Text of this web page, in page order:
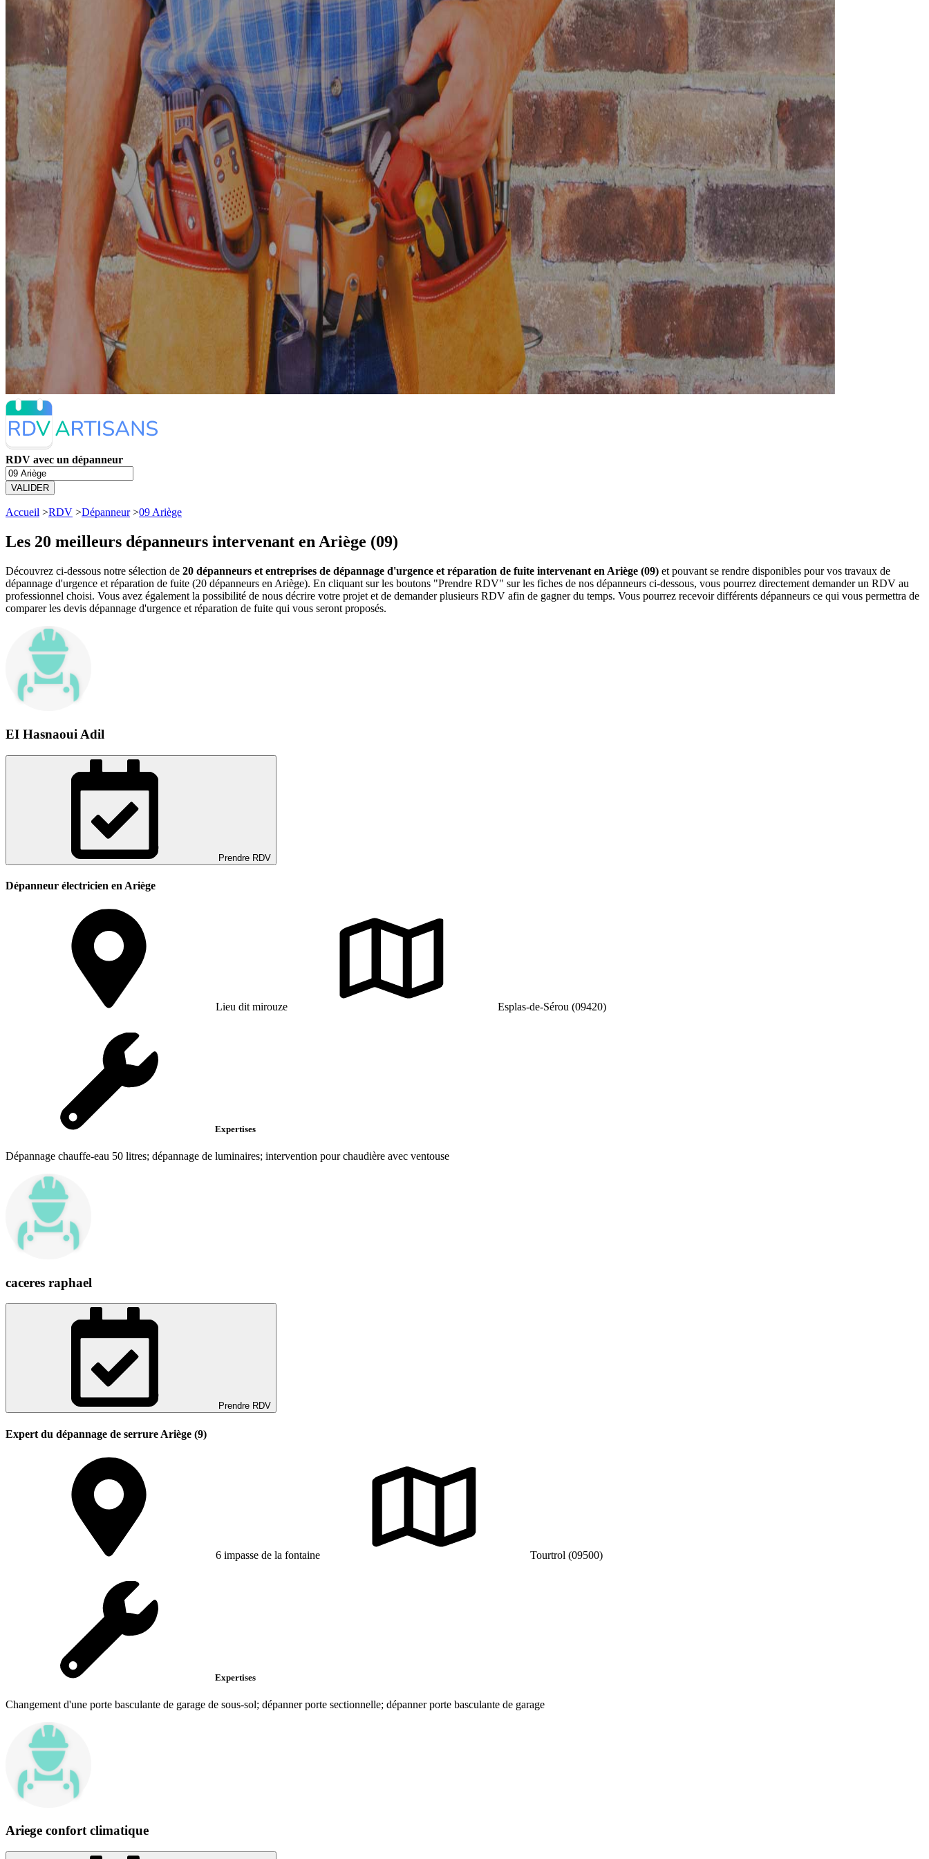
RDV avec un dépanneur
VALIDER
Accueil >RDV >Dépanneur>09 Ariège
Les 20 meilleurs dépanneurs intervenant en Ariège (09)
Découvrez ci-dessous notre sélection de 20 dépanneurs et entreprises de dépannage d'urgence et réparation de fuite intervenant en Ariège (09) et pouvant se rendre disponibles pour vos travaux de
dépannage d'urgence et réparation de fuite (20 dépanneurs en Ariège). En cliquant sur les boutons "Prendre RDV" sur les fiches de nos dépanneurs ci-dessous, vous pourrez directement demander un RDV au
professionnel choisi. Vous avez également la possibilité de nous décrire votre projet et de demander plusieurs RDV afin de gagner du temps. Vous pourrez recevoir différents dépanneurs ce qui vous permettra de
comparer les devis dépannage d'urgence et réparation de fuite qui vous seront proposés.
EI Hasnaoui Adil
Prendre RDV
Dépanneur électricien en Ariège
Lieu dit mirouze Esplas-de-Sérou (09420)
Expertises
Dépannage chauffe-eau 50 litres; dépannage de luminaires; intervention pour chaudière avec ventouse
caceres raphael
Prendre RDV
Expert du dépannage de serrure Ariège (9)
6 impasse de la fontaine Tourtrol (09500)
Expertises
Changement d'une porte basculante de garage de sous-sol; dépanner porte sectionnelle; dépanner porte basculante de garage
Ariege confort climatique